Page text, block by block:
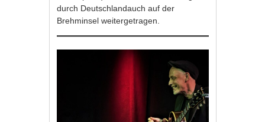
durch Deutschlandauch auf der
Brehminsel weitergetragen.